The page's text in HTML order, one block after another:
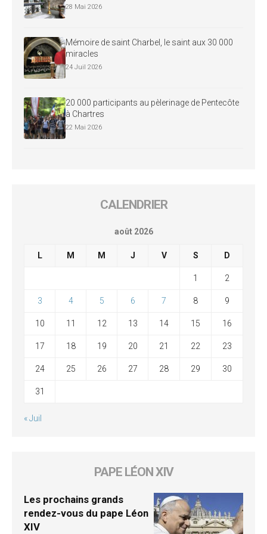
28 Mai 2026
Mémoire de saint Charbel, le saint aux 30 000
miracles
24 Juil 2026
20 000 participants au pèlerinage de Pentecôte
à Chartres
22 Mai 2026
CALENDRIER
août 2026
L M M J V S D
1 2
3 4 5 6 7 8 9
10 11 12 13 14 15 16
17 18 19 20 21 22 23
24 25 26 27 28 29 30
31
« Juil
PAPE LÉON XIV
Les prochains grands
rendez-vous du pape Léon
XIV